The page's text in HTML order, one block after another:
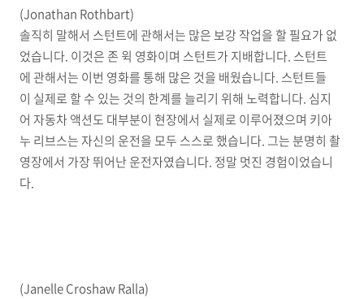
(Jonathan Rothbart)
솔직히 말해서 스턴트에 관해서는 많은 보강 작업을 할 필요가 없
었습니다. 이것은 존 윅 영화이며 스턴트가 지배합니다. 스턴트
에 관해서는 이번 영화를 통해 많은 것을 배웠습니다. 스턴트들
이 실제로 할 수 있는 것의 한계를 늘리기 위해 노력합니다. 심지
어 자동차 액션도 대부분이 현장에서 실제로 이루어졌으며 키아
누 리브스는 자신의 운전을 모두 스스로 했습니다. 그는 분명히 촬
영장에서 가장 뛰어난 운전자였습니다. 정말 멋진 경험이었습니
다.
(Janelle Croshaw Ralla)